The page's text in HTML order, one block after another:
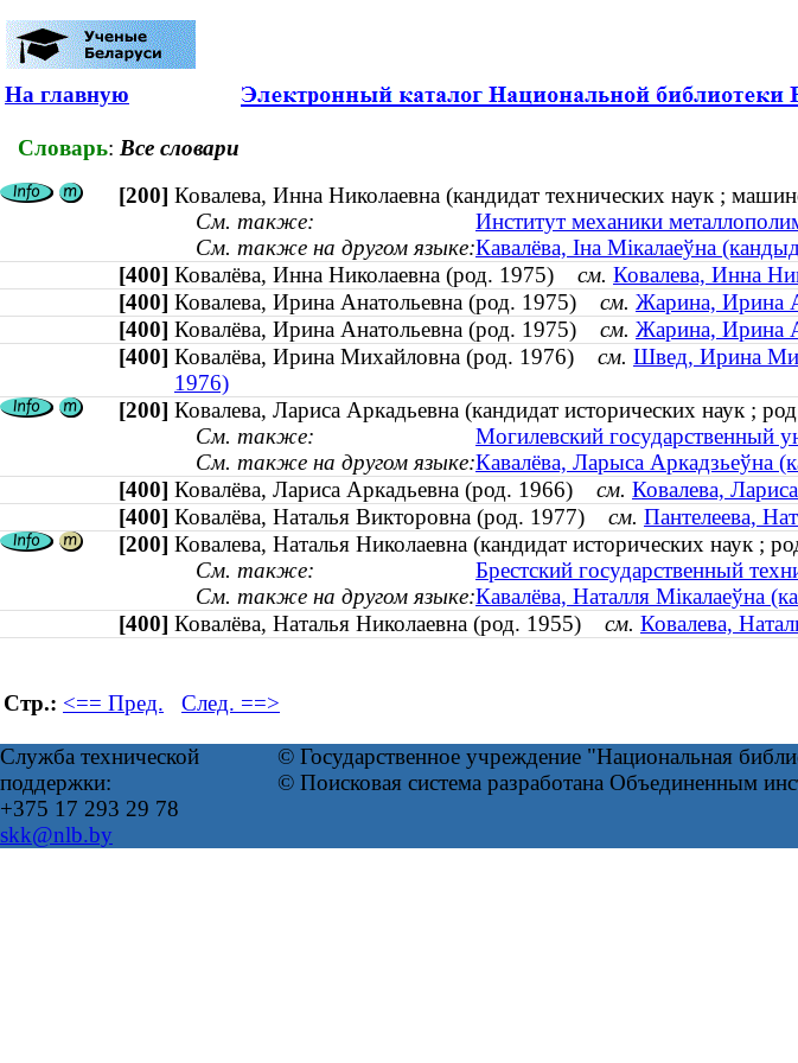
На главную
Словарь: Все словари
[200] Ковалева, Инна Николаевна (кандидат технических наук ;
См. также:
Институт механики
См. также на другом языке:Кавалёва, Іна Мікалаеўна
[400] Ковалёва, Инна Николаевна (род. 1975) см. Ковалева, Инна
[400] Ковалева, Ирина Анатольевна (род. 1975) см. Жарина, Ирина
[400] Ковалёва, Ирина Анатольевна (род. 1975) см. Жарина, Ирина
[400] Ковалёва, Ирина Михайловна (род. 1976) см. Швед, Ирина
1976)
[200] Ковалева, Лариса Аркадьевна (кандидат исторических наук ;
См. также:
Могилевский государственный
См. также на другом языке:Кавалёва, Ларыса Аркадзьеўна
[400] Ковалёва, Лариса Аркадьевна (род. 1966) см. Ковалева,
[400] Ковалёва, Наталья Викторовна (род. 1977) см. Пантелеева,
[200] Ковалева, Наталья Николаевна (кандидат исторических наук ;
См. также:
Брестский государственный
См. также на другом языке:Кавалёва, Наталля Мікалаеўна
[400] Ковалёва, Наталья Николаевна (род. 1955) см. Ковалева,
Стр.: <== Пред. След. ==>
Служба технической
поддержки:
+375 17 293 29 78
skk@nlb.by
© Государственное учреждение "Национальная
© Поисковая система разработана Объединенным